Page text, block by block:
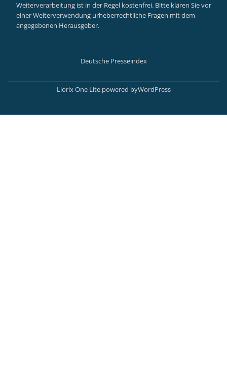
Weiterverarbeitung ist in der Regel kostenfrei. Bitte klären Sie vor
einer Weiterverwendung urheberrechtliche Fragen mit dem
angegebenen Herausgeber.
Deutsche Presseindex
Secondary
Llorix One Lite powered byWordPress